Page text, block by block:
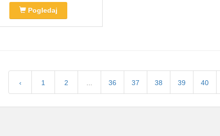
Pogledaj
‹ 1 2 36 37 38 39 40